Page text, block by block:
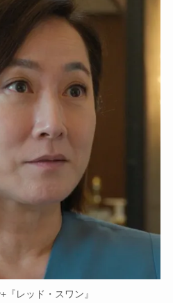
『レッド・スワン』